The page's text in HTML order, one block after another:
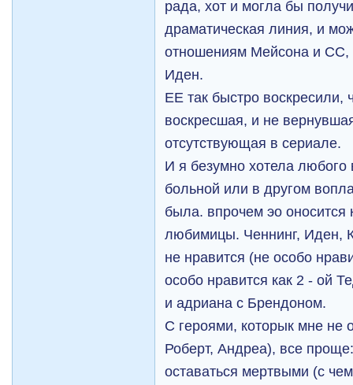
рада, хот и могла бы
драматическая линия, и
отношениям Мейсона и СС,
Иден.
ЕЕ так быстро воскресили,
воскресшая, и не
отсутствующая в сериале.
И я безумно хотела
больной или в другом
была. впрочем эо оносится
любимицы. Ченнинг, Иден,
не нравится (не особо
особо нравится как 2 - ой
и адриана с Брендоном.
С героями, которык мне не
Роберт, Андреа), все
оставаться мертвыми (с